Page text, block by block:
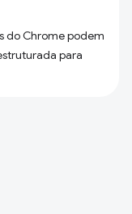
do Chrome podem
para